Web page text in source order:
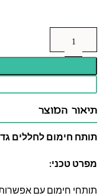
תיאור המוצר
תותח חימום לחללים
מפרט טכני:
תותחי חימום עם